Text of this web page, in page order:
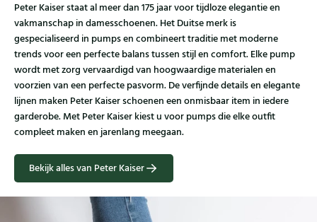
Peter Kaiser staat al meer dan 175 jaar voor tijdloze elegantie en
vakmanschap in damesschoenen. Het Duitse merk is
gespecialiseerd in pumps en combineert traditie met moderne
trends voor een perfecte balans tussen stijl en comfort. Elke pump
wordt met zorg vervaardigd van hoogwaardige materialen en
voorzien van een perfecte pasvorm. De verfijnde details en elegante
lijnen maken Peter Kaiser schoenen een onmisbaar item in iedere
garderobe. Met Peter Kaiser kiest u voor pumps die elke outfit
compleet maken en jarenlang meegaan.
Bekijk alles van Peter Kaiser